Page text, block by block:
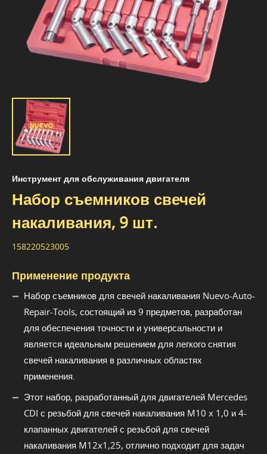
Инструмент для обслуживания двигателя
Набор съемников свечей
накаливания, 9 шт.
158220523005
Применение продукта
Набор съемников для свечей накаливания Nuevo-Auto-
Repair-Tools, состоящий из 9 предметов, разработан
для обеспечения точности и универсальности и
является идеальным решением для легкого снятия
свечей накаливания в различных областях
применения.
Этот набор, разработанный для двигателей Mercedes
CDI с резьбой для свечей накаливания M10 x 1,0 и 4-
клапанных двигателей с резьбой для свечей
накаливания M12x1,25, отлично подходит для задач